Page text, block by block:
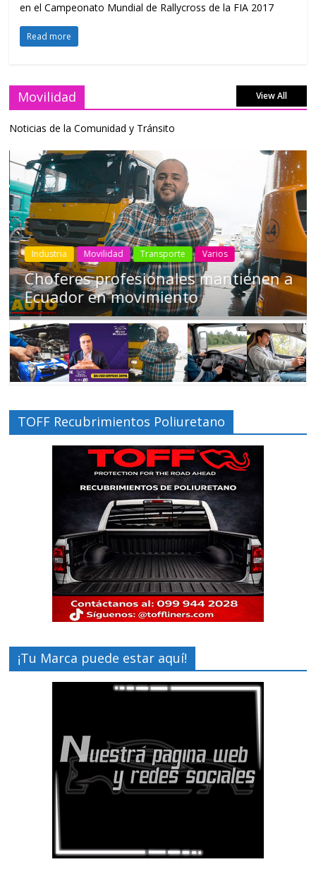
en el Campeonato Mundial de Rallycross de la FIA 2017
Read more
Movilidad View All
Noticias de la Comunidad y Tránsito
Industria Movilidad Transporte Varios
Choferes profesionales mantienen a
Ecuador en movimiento
TOFF Recubrimientos Poliuretano
¡Tu Marca puede estar aquí!